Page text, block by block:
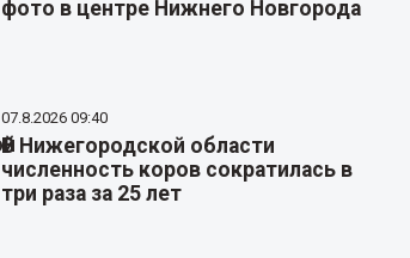
фото в центре Нижнего Новгорода
07.8.2026 09:40
В Нижегородской области
численность коров сократилась в
три раза за 25 лет